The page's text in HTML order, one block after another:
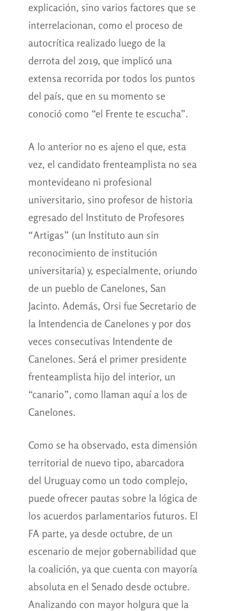
explicación, sino varios factores que se
interrelacionan, como el proceso de
autocrítica realizado luego de la
derrota del 2019, que implicó una
extensa recorrida por todos los puntos
del país, que en su momento se
conoció como “el Frente te escucha”.
A lo anterior no es ajeno el que, esta
vez, el candidato frenteamplista no sea
montevideano ni profesional
universitario, sino profesor de historia
egresado del Instituto de Profesores
“Artigas” (un Instituto aun sin
reconocimiento de institución
universitaria) y, especialmente, oriundo
de un pueblo de Canelones, San
Jacinto. Además, Orsi fue Secretario de
la Intendencia de Canelones y por dos
veces consecutivas Intendente de
Canelones. Será el primer presidente
frenteamplista hijo del interior, un
“canario”, como llaman aquí a los de
Canelones.
Como se ha observado, esta dimensión
territorial de nuevo tipo, abarcadora
del Uruguay como un todo complejo,
puede ofrecer pautas sobre la lógica de
los acuerdos parlamentarios futuros. El
FA parte, ya desde octubre, de un
escenario de mejor gobernabilidad que
la coalición, ya que cuenta con mayoría
absoluta en el Senado desde octubre.
Analizando con mayor holgura que la